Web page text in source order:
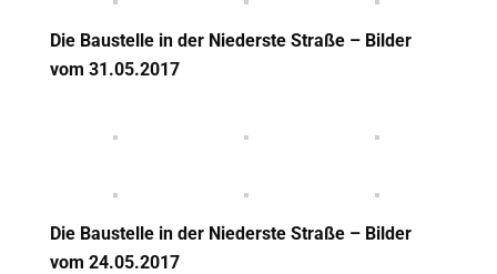
Die Baustelle in der Niederste Straße – Bilder
vom 31.05.2017
Die Baustelle in der Niederste Straße – Bilder
vom 24.05.2017